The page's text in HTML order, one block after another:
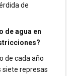
de
de agua en
de cada año
siete represas